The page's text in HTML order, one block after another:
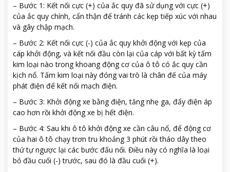
– Bước 1: Kết nối cực (+) của ắc quy đã sử dụng với cực (+)
của ắc quy chính, cẩn thận để tránh các kẹp tiếp xúc với nhau
và gây chập mạch.
– Bước 2: Kết nối cực (-) của ắc quy khởi động với kẹp của
cáp khởi động, và kết nối đầu còn lại của cáp với bất kỳ tấm
kim loại nào trong khoang động cơ của ô tô có ắc quy cần
kịch nổ. Tấm kim loại này đóng vai trò là chân đế của máy
phát điện để kết nối mạch điện.
– Bước 3: Khởi động xe bằng điện, tăng nhẹ ga, đẩy điện áp
cao hơn rồi khởi động xe bị hết điện.
– Bước 4: Sau khi ô tô khởi động xe cần câu nổ, để động cơ
của hai ô tô chạy trơn tru khoảng 3 phút rồi tháo dây theo
thứ tự ngược lại các bước đấu nối. Điều này có nghĩa là loại
bỏ đầu cuối (-) trước, sau đó là đầu cuối (+).